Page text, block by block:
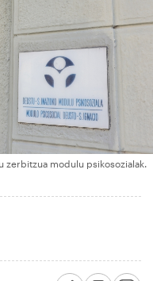
zerbitzua modulu psikosozialak.